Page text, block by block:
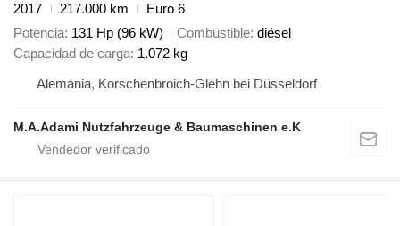
2017
217.000 km
Euro 6
Potencia 131 Hp (96 kW) Combustible diésel
Capacidad de carga 1.072 kg
Alemania, Korschenbroich-Glehn bei Düsseldorf
M.A.Adami Nutzfahrzeuge & Baumaschinen e.K